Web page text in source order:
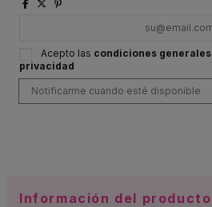
Acepto las condiciones generales
privacidad
Información del producto